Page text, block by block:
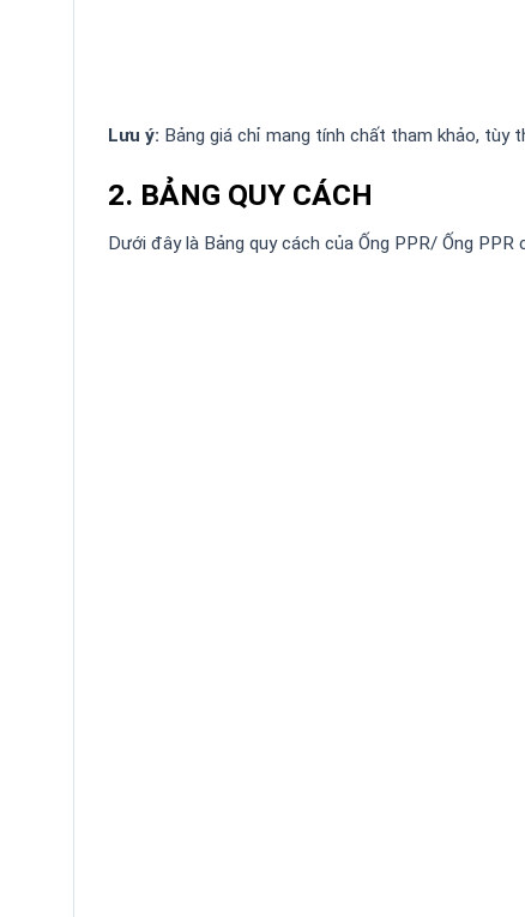
Lưu ý: Bảng giá chỉ mang tính chất tham khảo, tùy
2. BẢNG QUY CÁCH
Dưới đây là Bảng quy cách của Ống PPR/ Ống PPR